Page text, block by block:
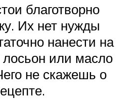
благотворно
Их нет нужды
нанести на
или масло
не скажешь о